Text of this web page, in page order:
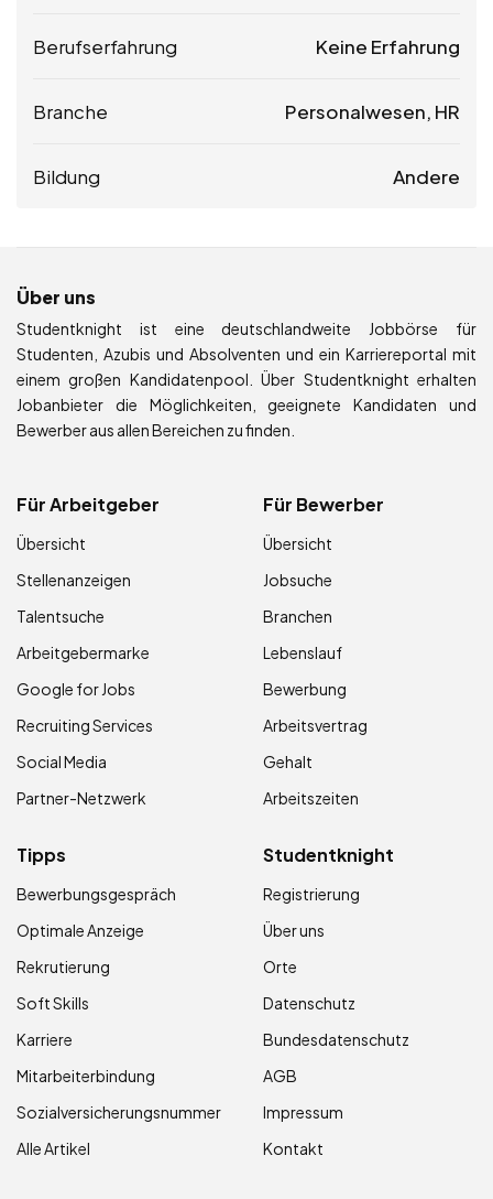
Berufserfahrung Keine Erfahrung
Branche Personalwesen, HR
Bildung Andere
Über uns
Studentknight ist eine deutschlandweite Jobbörse für
Studenten, Azubis und Absolventen und ein Karriereportal mit
einem großen Kandidatenpool. Über Studentknight erhalten
Jobanbieter die Möglichkeiten, geeignete Kandidaten und
Bewerber aus allen Bereichen zu finden.
Für Arbeitgeber
Übersicht
Stellenanzeigen
Talentsuche
Arbeitgebermarke
Google for Jobs
Recruiting Services
Social Media
Partner-Netzwerk
Für Bewerber
Übersicht
Jobsuche
Branchen
Lebenslauf
Bewerbung
Arbeitsvertrag
Gehalt
Arbeitszeiten
Tipps
Bewerbungsgespräch
Optimale Anzeige
Rekrutierung
Soft Skills
Karriere
Mitarbeiterbindung
Sozialversicherungsnummer
Alle Artikel
Studentknight
Registrierung
Über uns
Orte
Datenschutz
Bundesdatenschutz
AGB
Impressum
Kontakt